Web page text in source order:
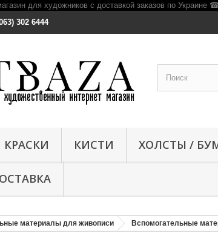
302 6444
КРАСКИ КИСТИ ХОЛСТЫ /
материалы для живописи Вспомогательные